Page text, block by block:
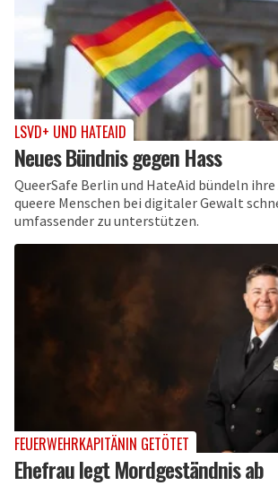
LSVD+ UND HATEAID
Neues Bündnis gegen Hass
QueerSafe Berlin und HateAid bündeln
queere Menschen bei digitaler Gewalt
umfassender zu unterstützen.
FEUERWEHRKAPITÄNIN GETÖTET
Ehefrau legt Mordgeständnis ab